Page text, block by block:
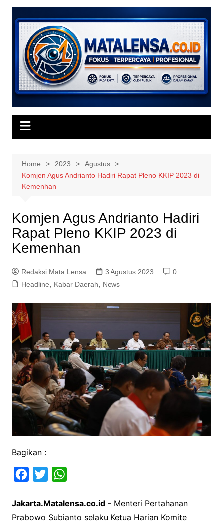
Skip
content
Home 2023
Agustus
Komjen Agus Andrianto Hadiri Rapat Pleno KKIP 2023 di
Kemenhan
Komjen Agus Andrianto Hadiri
Rapat Pleno KKIP 2023 di
Kemenhan
Redaksi Mata Lensa 3 Agustus 2023
0
Headline
Kabar Daerah News
Bagikan :
c
e
i
t
a
t
Jakarta.Matalensa.co.id– Menteri Pertahanan
Prabowo Subianto selaku Ketua Harian Komite